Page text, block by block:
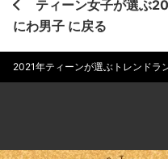
ティーン女子が選ぶ
にわ男子 に戻る
2021年ティーンが選ぶトレンドラ